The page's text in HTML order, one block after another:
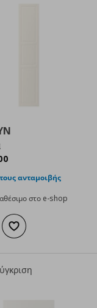
ανταμοιβής
στο e-shop
στο καλάθι
Προσθήκη στα